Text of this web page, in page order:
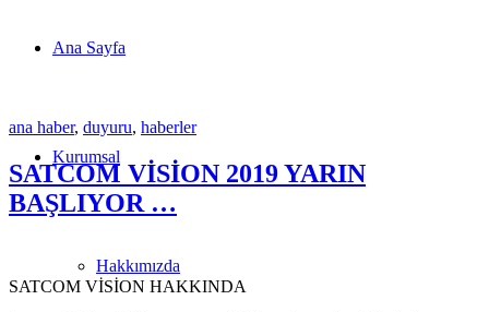
Ana Sayfa
Kurumsal
Hakkımızda
ana haber, duyuru, haberler
SATCOM VİSİON 2019 YARIN
BAŞLIYOR …
SATCOM VİSİON HAKKINDA